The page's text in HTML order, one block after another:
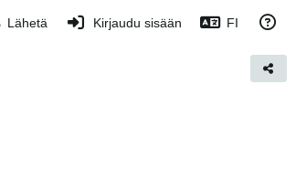
Lähetä Kirjaudu sisään FI